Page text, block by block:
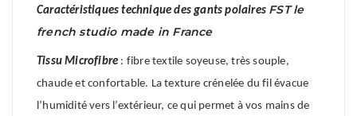
Caractéristiques technique des gants polaires FST le
french studio made in France
Tissu Microfibre : fibre textile soyeuse, très souple,
chaude et confortable. La texture crénelée du fil évacue
l’humidité vers l’extérieur, ce qui permet à vos mains de